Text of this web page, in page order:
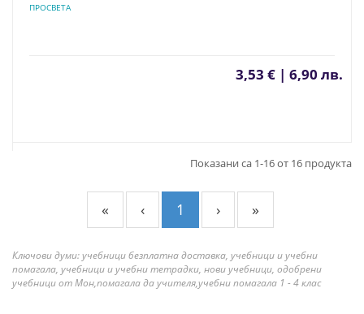
ПРОСВЕТА
3,53 € | 6,90 лв.
Показани са 1-16 от 16 продукта
« ‹ 1 › »
Ключови думи: учебници безплатна доставка, учебници и учебни
помагала, учебници и учебни тетрадки, нови учебници, одобрени
учебници от Мон,помагала да учителя,учебни помагала 1 - 4 клас